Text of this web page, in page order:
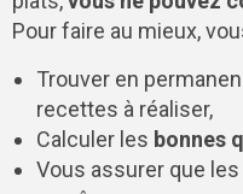
Pour faire au mieux,
Trouver en
recettes à réaliser,
Calculer les bonnes
Vous assurer que